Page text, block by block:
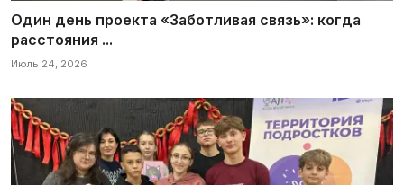
Один день проекта «Заботливая связь»: когда
расстояния ...
Июль 24, 2026